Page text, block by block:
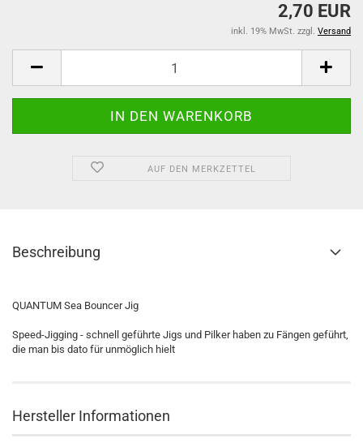
2,70 EUR
inkl. 19% MwSt. zzgl. Versand
AUF DEN MERKZETTEL
Beschreibung
QUANTUM Sea Bouncer Jig
Speed-Jigging - schnell geführte Jigs und Pilker haben zu Fängen geführt,
die man bis dato für unmöglich hielt
Hersteller Informationen